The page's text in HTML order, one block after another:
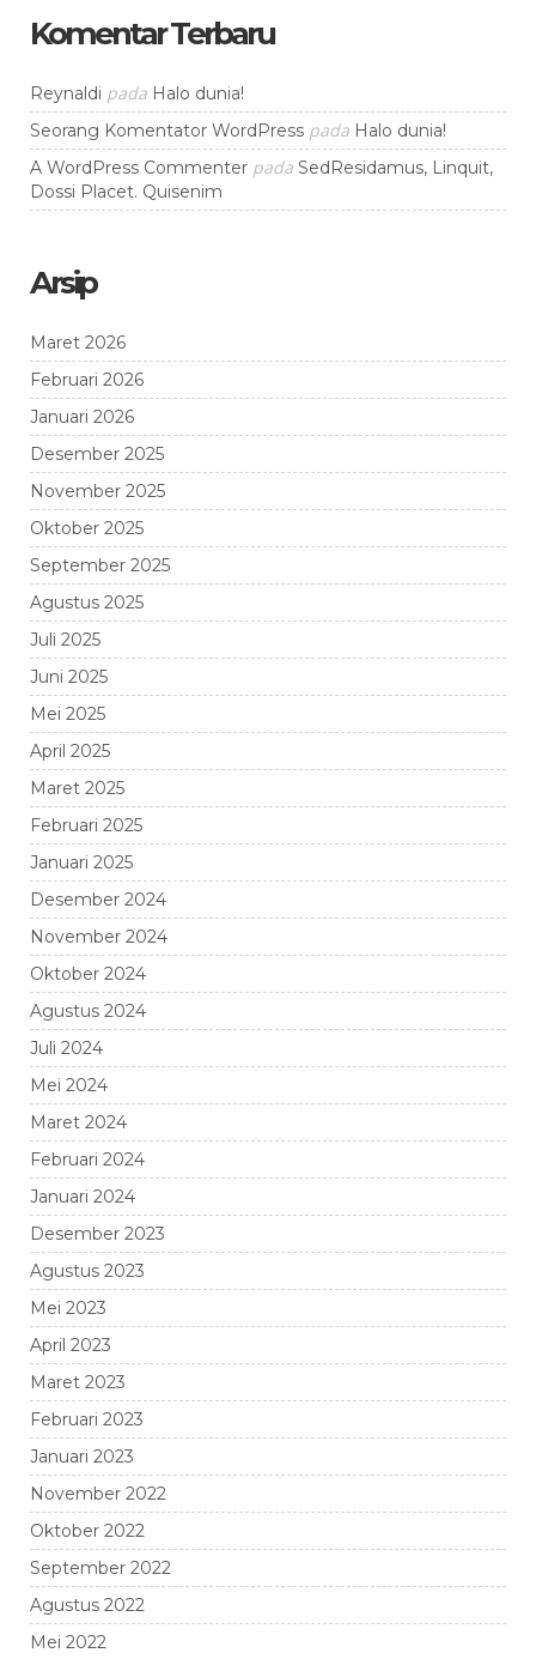
Komentar Terbaru
Reynaldi pada Halo dunia!
Seorang Komentator WordPress pada Halo dunia!
A WordPress Commenter pada SedResidamus, Linquit,
Dossi Placet. Quisenim
Arsip
Maret 2026
Februari 2026
Januari 2026
Desember 2025
November 2025
Oktober 2025
September 2025
Agustus 2025
Juli 2025
Juni 2025
Mei 2025
April 2025
Maret 2025
Februari 2025
Januari 2025
Desember 2024
November 2024
Oktober 2024
Agustus 2024
Juli 2024
Mei 2024
Maret 2024
Februari 2024
Januari 2024
Desember 2023
Agustus 2023
Mei 2023
April 2023
Maret 2023
Februari 2023
Januari 2023
November 2022
Oktober 2022
September 2022
Agustus 2022
Mei 2022